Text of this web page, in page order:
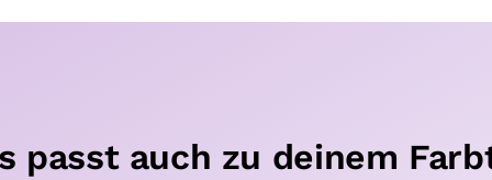
passt auch zu deinem